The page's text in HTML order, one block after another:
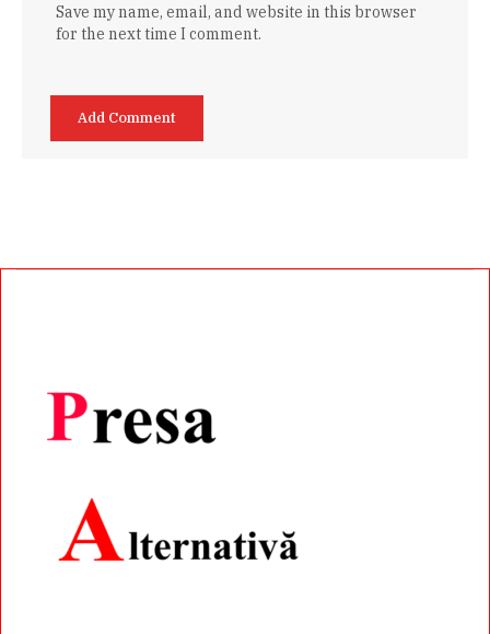
Save my name, email, and website in this browser
for the next time I comment.